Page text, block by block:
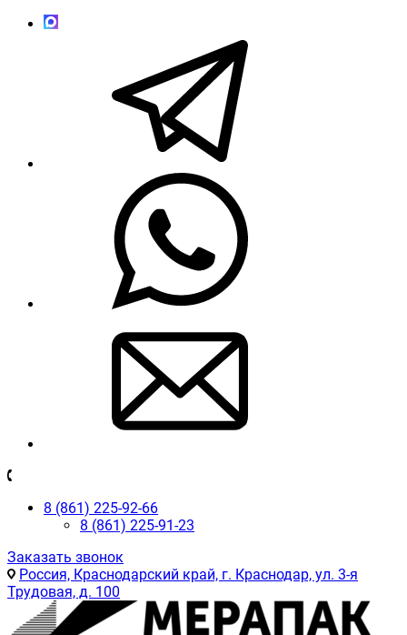
8 (861) 225-92-66
8 (861) 225-91-23
Заказать звонок
Россия, Краснодарский край, г. Краснодар, ул. 3-я
Трудовая, д. 100